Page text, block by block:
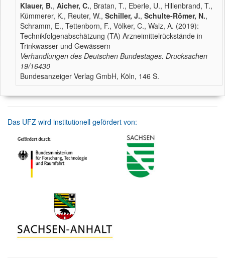
Klauer, B., Aicher, C., Bratan, T., Eberle, U., Hillenbrand, T.,
Kümmerer, K., Reuter, W., Schiller, J., Schulte-Römer, N.,
Schramm, E., Tettenborn, F., Völker, C., Walz, A. (2019):
Technikfolgenabschätzung (TA) Arzneimittelrückstände in
Trinkwasser und Gewässern
Verhandlungen des Deutschen Bundestages. Drucksachen
19/16430
Bundesanzeiger Verlag GmbH, Köln, 146 S.
Das UFZ wird institutionell gefördert von: